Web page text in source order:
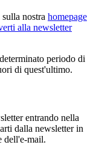
nostra homepage
alla newsletter
periodo di
di quest'ultimo.
entrando nella
dalla newsletter in
dell'e-mail.